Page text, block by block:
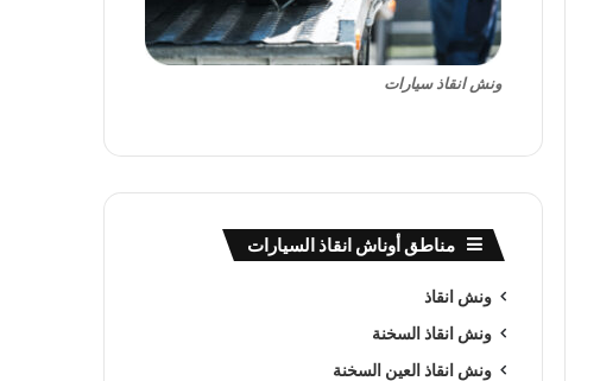
ونش انقاذ سيارات
مناطق أوناش انقاذ السيارات
ونش انقاذ
ونش انقاذ السخنة
ونش انقاذ العين السخنة